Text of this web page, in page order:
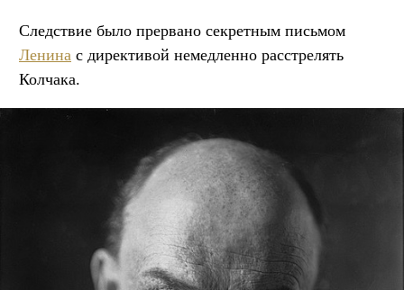
Следствие было прервано секретным письмом
Ленина с директивой немедленно расстрелять
Колчака.